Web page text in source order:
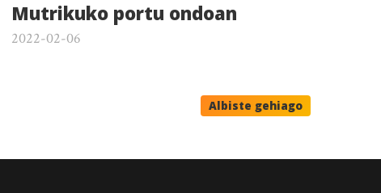
Mutrikuko portu ondoan
2022-02-06
Albiste gehiago